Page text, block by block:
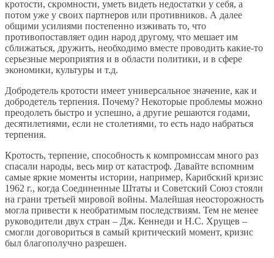
кротости, скромности, уметь видеть недостатки у себя, а
потом уже у своих партнеров или противников. А далее
общими усилиями постепенно изживать то, что
противопоставляет один народ другому, что мешает им
сближаться, дружить, необходимо вместе проводить какие-то
серьезные мероприятия и в области политики, и в сфере
экономики, культуры и т.д.
Добродетель кротости имеет универсальное значение, как и
добродетель терпения. Почему? Некоторые проблемы можно
преодолеть быстро и успешно, а другие решаются годами,
десятилетиями, если не столетиями, то есть надо набраться
терпения.
Кротость, терпение, способность к компромиссам много раз
спасали народы, весь мир от катастроф. Давайте вспомним
самые яркие моменты истории, например, Карибский кризис
1962 г., когда Соединенные Штаты и Советский Союз стояли
на грани третьей мировой войны. Малейшая неосторожность
могла привести к необратимым последствиям. Тем не менее
руководители двух стран – Дж. Кеннеди и Н.С. Хрущев –
смогли договориться в самый критический момент, кризис
был благополучно разрешен.